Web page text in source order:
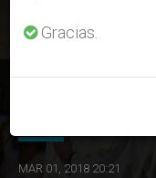
MAR 01, 2018 20:21
Gracias.